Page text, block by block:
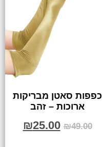
כפפות סאטן מבריקות
ארוכות – זהב
₪49.00
₪25.00